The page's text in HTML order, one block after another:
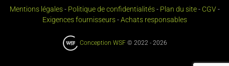
Mentions légales- Politique de confidentialités- Plan du site- CGV-
Exigences fournisseurs-Achats responsables
Conception WSF© 2022 - 2026